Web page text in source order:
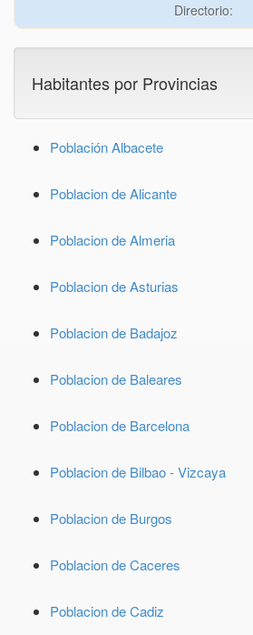
Directorio:
Habitantes por Provincias
Población Albacete
Poblacion de Alicante
Poblacion de Almeria
Poblacion de Asturias
Poblacion de Badajoz
Poblacion de Baleares
Poblacion de Barcelona
Poblacion de Bilbao - Vizcaya
Poblacion de Burgos
Poblacion de Caceres
Poblacion de Cadiz